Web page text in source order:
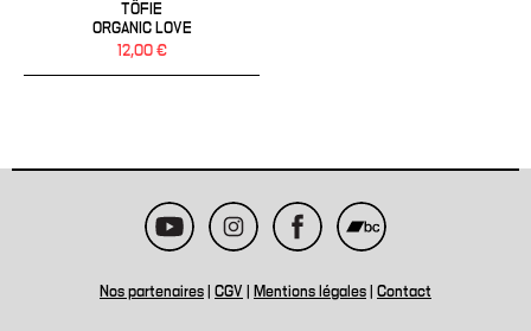
TÖFIE
ORGANIC LOVE
12,00 €
Nos partenaires CGV Mentions légales Contact